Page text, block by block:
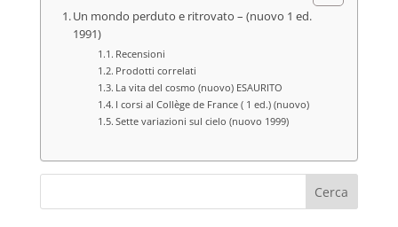
Un mondo perduto e ritrovato – (nuovo 1 ed.
1991)
Recensioni
Prodotti correlati
La vita del cosmo (nuovo) ESAURITO
I corsi al Collège de France ( 1 ed.) (nuovo)
Sette variazioni sul cielo (nuovo 1999)